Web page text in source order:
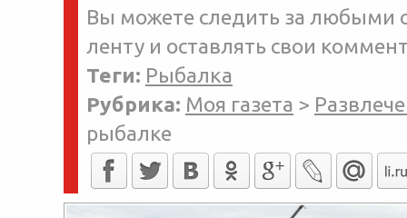
Вы можете следить за любыми
ленту и оставлять свои
Теги: Рыбалка
Рубрика: Моя газета >
рыбалке